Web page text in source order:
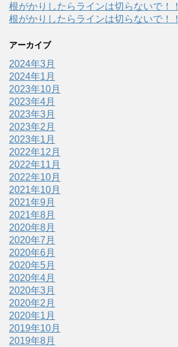
根がかりしたらラインは切らないで！！
根がかりしたらラインは切らないで！！
アーカイブ
2024年3月
2024年1月
2023年10月
2023年4月
2023年3月
2023年2月
2023年1月
2022年12月
2022年11月
2022年10月
2021年10月
2021年9月
2021年8月
2020年8月
2020年7月
2020年6月
2020年5月
2020年4月
2020年3月
2020年2月
2020年1月
2019年10月
2019年8月